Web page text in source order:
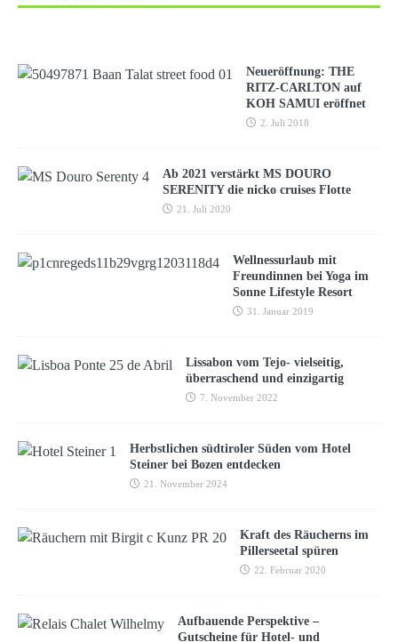
Neueröffnung: THE
RITZ-CARLTON auf
KOH SAMUI eröffnet
2. Juli 2018
Ab 2021 verstärkt MS DOURO
SERENITY die nicko cruises Flotte
21. Juli 2020
Wellnessurlaub mit
Freundinnen bei Yoga im
Sonne Lifestyle Resort
31. Januar 2019
Lissabon vom Tejo- vielseitig,
überraschend und einzigartig
7. November 2022
Herbstlichen südtiroler Süden vom Hotel
Steiner bei Bozen entdecken
21. November 2024
Kraft des Räucherns im
Pillerseetal spüren
22. Februar 2020
Aufbauende Perspektive –
Gutscheine für Hotel- und